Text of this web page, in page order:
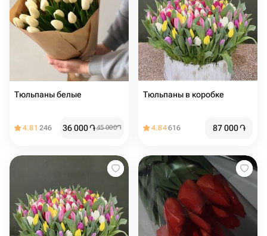
Тюльпаны белые
4.81 246 36 000֏45 000֏
Тюльпаны в коробке
4.84616 87 000֏